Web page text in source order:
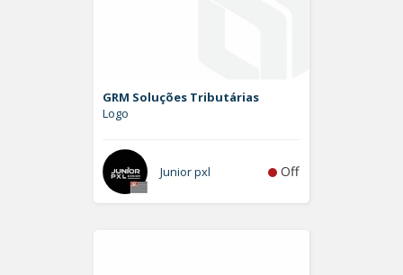
GRM Soluções Tributárias
Logo
Junior pxl Off